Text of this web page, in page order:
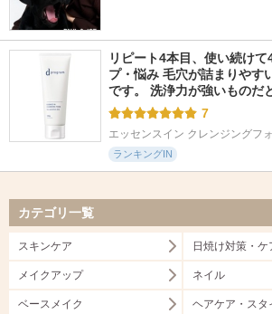
リピート4本目、使い続け
プ・悩み 毛穴が詰まりやす
です。 洗浄力が強いものだ
7
エッセンスイン クレンジングフ
ランキングIN
カテゴリ一覧
スキンケア 日焼け対策・ケ
メイクアップ ネイル
ベースメイク ヘアケア・スタ